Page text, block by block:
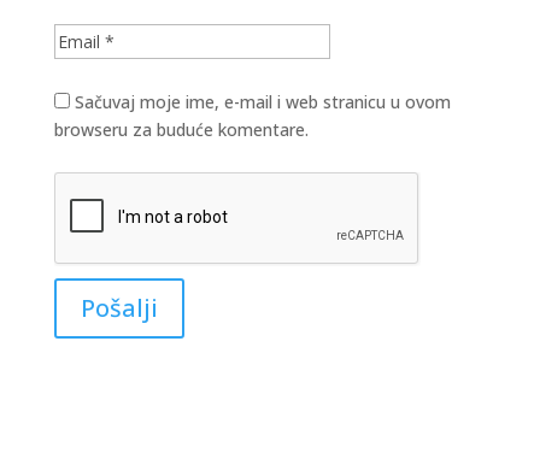
Sačuvaj moje ime, e-mail i web stranicu u ovom
browseru za buduće komentare.